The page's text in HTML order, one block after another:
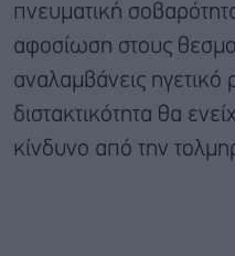
πνευματική
αφοσίωση στους
αναλαμβάνεις ηγετικό
διστακτικότητα θα
κίνδυνο από την